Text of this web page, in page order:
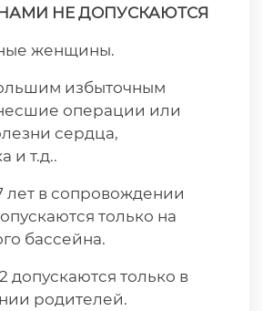
НЕ ДОПУСКАЮТСЯ
женщины.
избыточным
операции или
сердца,
и т.д..
лет в сопровождении
только на
бассейна.
допускаются только в
родителей.